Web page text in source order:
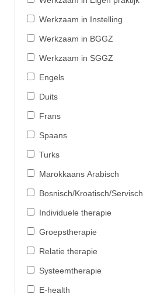
Werkzaam in Instelling
Werkzaam in BGGZ
Werkzaam in SGGZ
Engels
Duits
Frans
Spaans
Turks
Marokkaans Arabisch
Bosnisch/Kroatisch/Servisch
Individuele therapie
Groepstherapie
Relatie therapie
Systeemtherapie
E-health